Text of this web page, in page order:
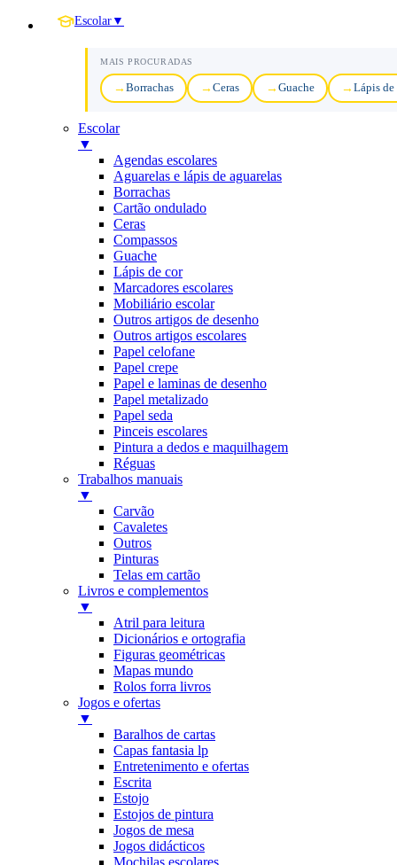
Escolar ▼
MAIS PROCURADAS
Borrachas Ceras Guache Lápis de
Escolar
▼
Agendas escolares
Aguarelas e lápis de aguarelas
Borrachas
Cartão ondulado
Ceras
Compassos
Guache
Lápis de cor
Marcadores escolares
Mobiliário escolar
Outros artigos de desenho
Outros artigos escolares
Papel celofane
Papel crepe
Papel e laminas de desenho
Papel metalizado
Papel seda
Pinceis escolares
Pintura a dedos e maquilhagem
Réguas
Trabalhos manuais
▼
Carvão
Cavaletes
Outros
Pinturas
Telas em cartão
Livros e complementos
▼
Atril para leitura
Dicionários e ortografia
Figuras geométricas
Mapas mundo
Rolos forra livros
Jogos e ofertas
▼
Baralhos de cartas
Capas fantasia lp
Entretenimento e ofertas
Escrita
Estojo
Estojos de pintura
Jogos de mesa
Jogos didácticos
Mochilas escolares